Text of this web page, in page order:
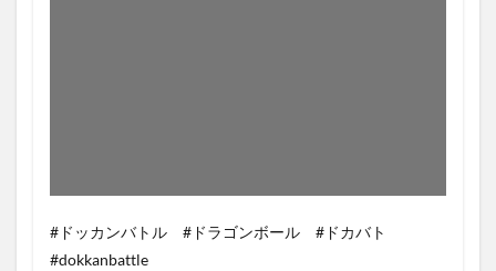
#ドッカンバトル #ドラゴンボール #ドカバト
#dokkanbattle